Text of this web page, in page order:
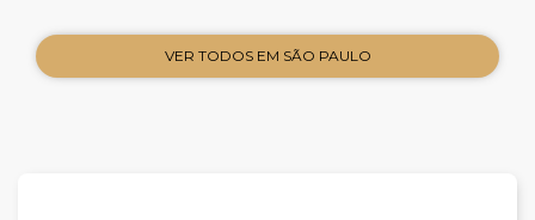
VER TODOS EM SÃO PAULO